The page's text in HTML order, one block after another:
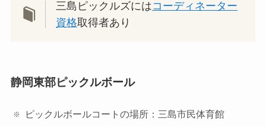
三島ピックルズにはコーディネーター
資格取得者あり
静岡東部ピックルボール
ピックルボールコートの場所：三島市民体育館